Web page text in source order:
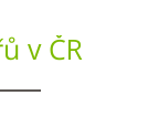
v ČR